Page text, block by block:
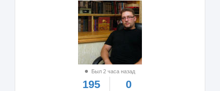
Был 2 часа назад
195 0